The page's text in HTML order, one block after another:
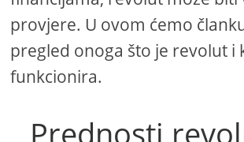
provjere. U ovom ćemo
pregled onoga što je revolut i
funkcionira.
Prednosti